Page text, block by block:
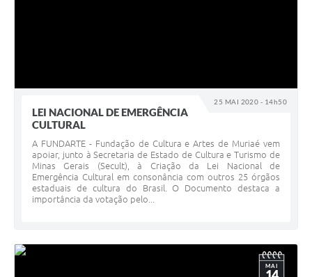
25 MAI 2020 - 14h50
LEI NACIONAL DE EMERGÊNCIA
CULTURAL
A FUNDARTE - Fundação de Cultura e Artes de Muriaé vem
apoiar, junto à Secretaria de Estado de Cultura e Turismo de
Minas Gerais (Secult), à Criação da Lei Nacional de
Emergência Cultural em consonância com outros 25 órgãos
estaduais de cultura do Brasil. O Documento destaca a
importância da votação pelo...
MAI